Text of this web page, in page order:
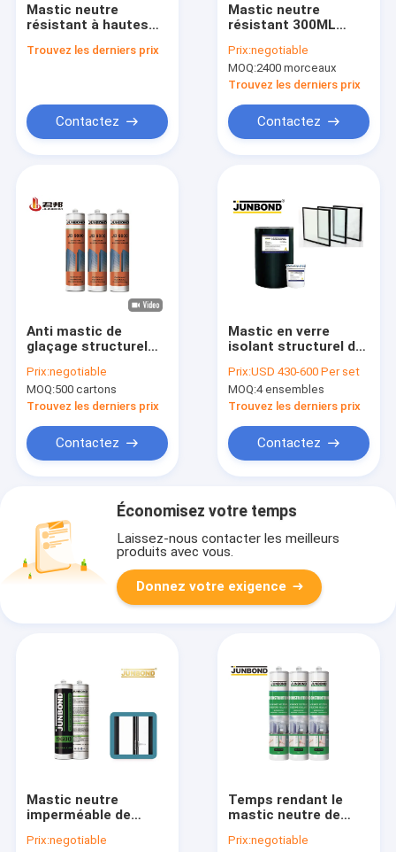
Mastic neutre
résistant à hautes
silicone blanc pour le
Trouvez les derniers prix
Contactez
Mastic neutre
résistant 300ML
de silicone de temps
Prix:negotiable
MOQ:2400 morceaux
Trouvez les derniers prix
Contactez
Anti mastic de
glaçage structurel
de Mme Polymer
Sausage Glass de
silicone
Prix:negotiable
MOQ:500 cartons
Trouvez les derniers prix
Contactez
Mastic en verre
isolant structurel de
vitrage pour le
traitement de pièce
Prix:USD 430-600 Per set
MOQ:4 ensembles
Trouvez les derniers prix
Contactez
Économisez votre temps
Laissez-nous contacter les meilleurs
produits avec vous.
Donnez votre exigence
Mastic neutre
imperméable de
dommages de
Prix:negotiable
Temps rendant le
mastic neutre de
calfeutrage de
Prix:negotiable